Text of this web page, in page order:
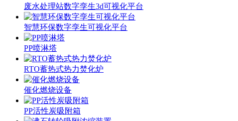
废水处理站数字孪生3d可视化平台
智慧环保数字孪生可视化平台
PP喷淋塔
RTO蓄热式热力焚化炉
催化燃烧设备
PP活性炭吸附箱